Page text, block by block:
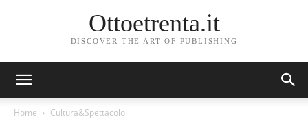
Ottoetrenta.it
DISCOVER THE ART OF PUBLISHING
Home Cultura&Spettacolo